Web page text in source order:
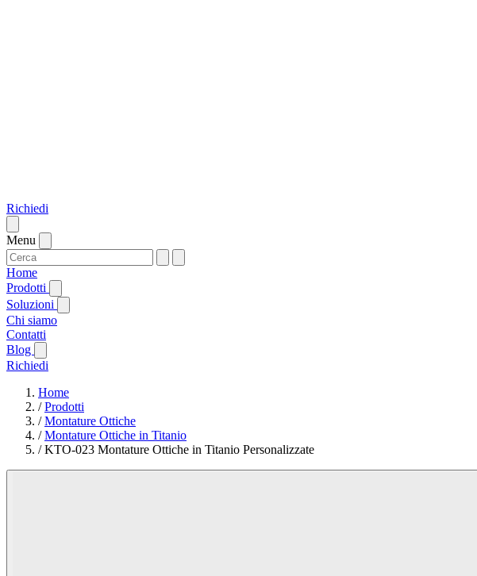
Richiedi
Menu
Home
Prodotti
Soluzioni
Chi siamo
Contatti
Blog
Richiedi
Home
/Prodotti
/Montature Ottiche
/Montature Ottiche in Titanio
/KTO-023 Montature Ottiche in Titanio Personalizzate